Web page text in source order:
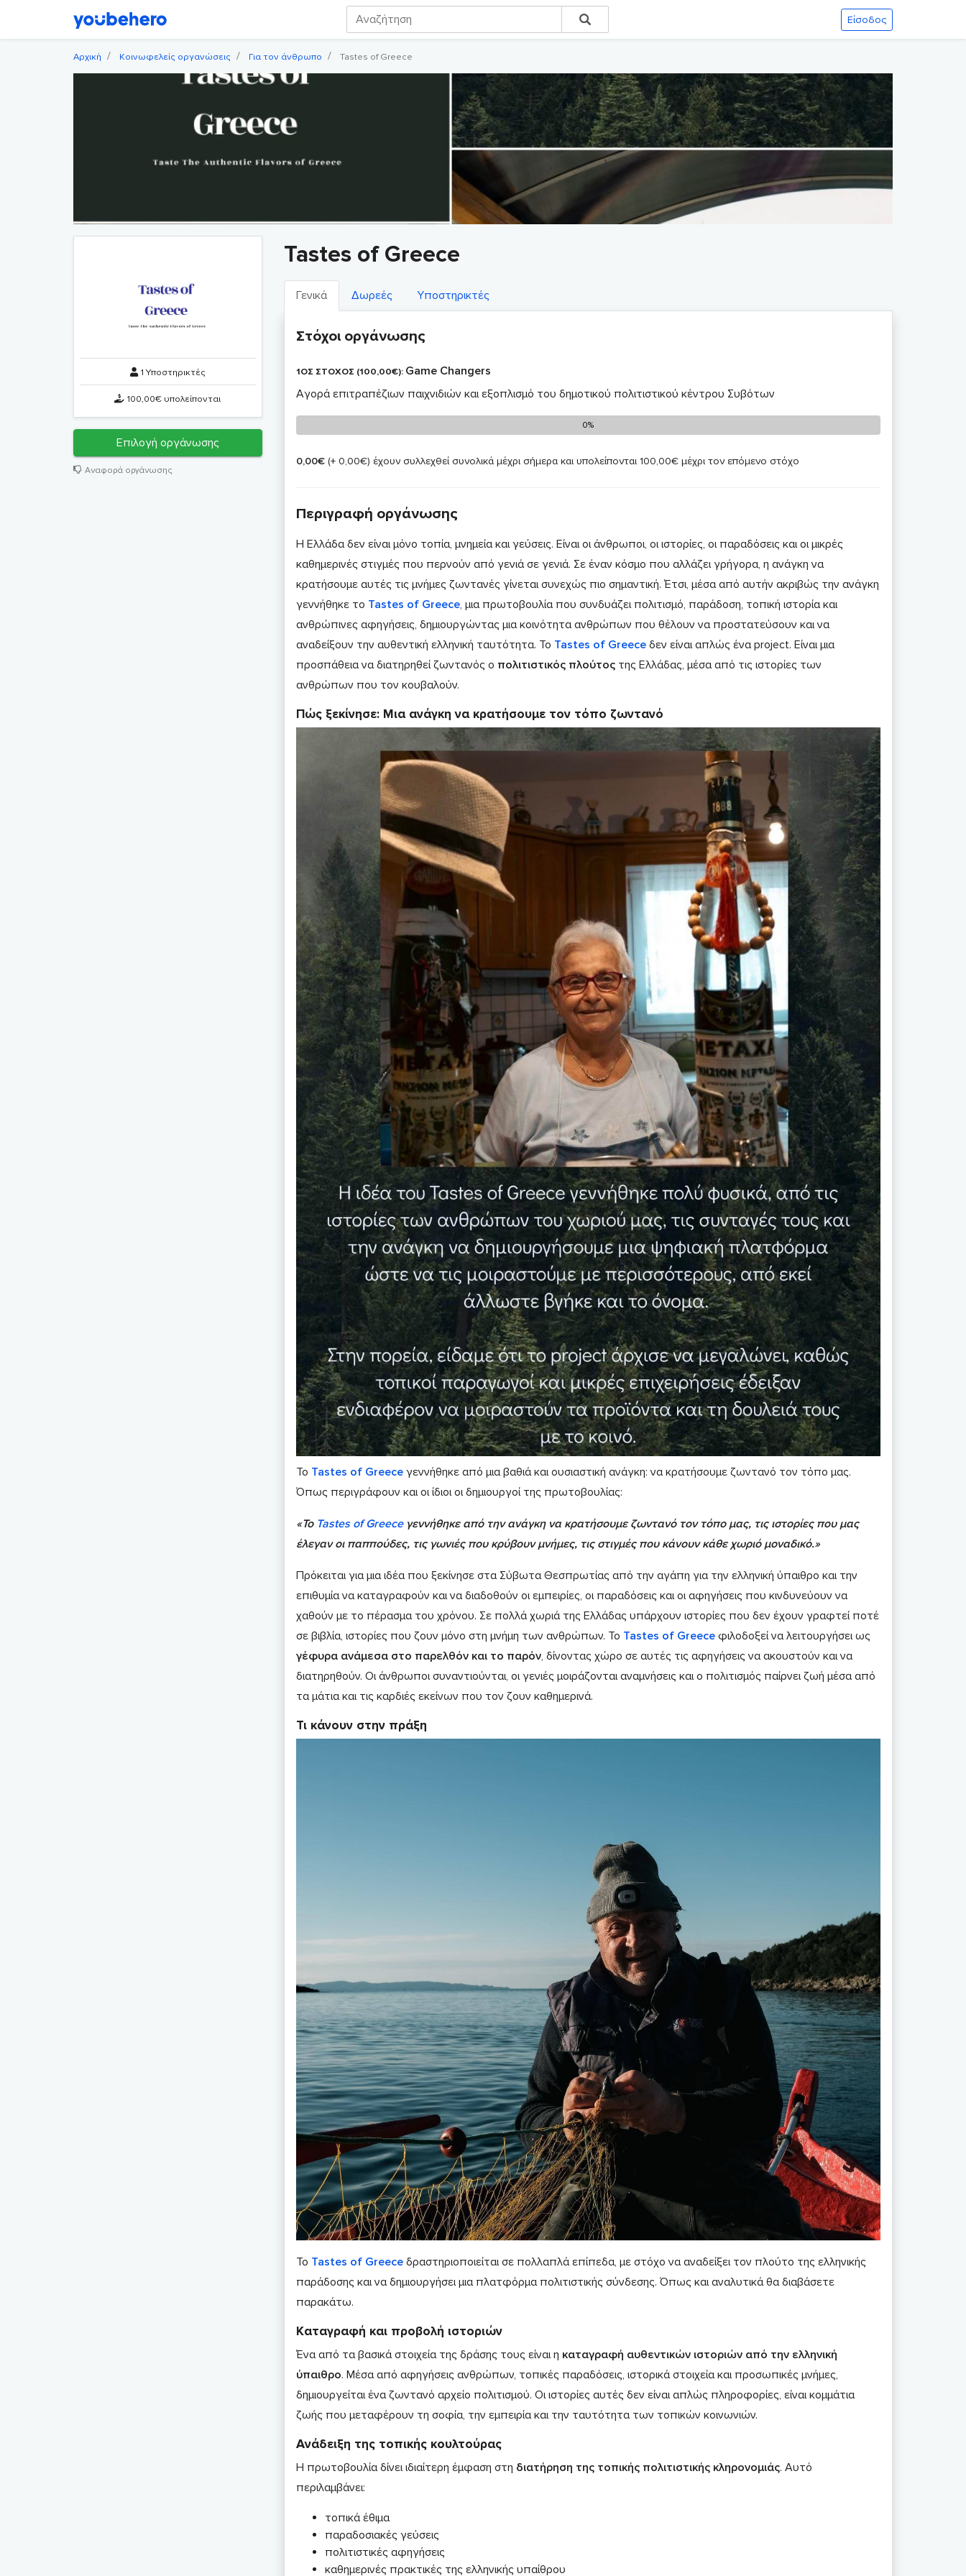
Είσοδος
Αρχική Κοινωφελείς οργανώσεις Για τον άνθρωπο Tastes of Greece
1 Υποστηρικτές
100,00€ υπολείπονται
Επιλογή οργάνωσης
Αναφορά οργάνωσης
Tastes of Greece
Γενικά Δωρεές Υποστηρικτές
Στόχοι οργάνωσης
1ΟΣ ΣΤΟΧΟΣ (100,00€): Game Changers
Αγορά επιτραπέζιων παιχνιδιών και εξοπλισμό του δημοτικού πολιτιστικού κέντρου Συβότων
0% (0.00€)
0%
0,00€ (+ 0,00€) έχουν συλλεχθεί συνολικά μέχρι σήμερα και υπολείπονται 100,00€ μέχρι τον επόμενο στόχο
Περιγραφή οργάνωσης
Η Ελλάδα δεν είναι μόνο τοπία, μνημεία και γεύσεις. Είναι οι άνθρωποι, οι ιστορίες, οι παραδόσεις και οι μικρές
καθημερινές στιγμές που περνούν από γενιά σε γενιά. Σε έναν κόσμο που αλλάζει γρήγορα, η ανάγκη να
κρατήσουμε αυτές τις μνήμες ζωντανές γίνεται συνεχώς πιο σημαντική. Έτσι, μέσα από αυτήν ακριβώς την ανάγκη
γεννήθηκε το Tastes of Greece, μια πρωτοβουλία που συνδυάζει πολιτισμό, παράδοση, τοπική ιστορία και
ανθρώπινες αφηγήσεις, δημιουργώντας μια κοινότητα ανθρώπων που θέλουν να προστατεύσουν και να
αναδείξουν την αυθεντική ελληνική ταυτότητα. Το Tastes of Greeceδεν είναι απλώς ένα project. Είναι μια
προσπάθεια να διατηρηθεί ζωντανός ο πολιτιστικός πλούτοςτης Ελλάδας, μέσα από τις ιστορίες των
ανθρώπων που τον κουβαλούν.
Πώς ξεκίνησε: Μια ανάγκη να κρατήσουμε τον τόπο ζωντανό
Το Tastes of Greeceγεννήθηκε από μια βαθιά και ουσιαστική ανάγκη: να κρατήσουμε ζωντανό τον τόπο μας.
Όπως περιγράφουν και οι ίδιοι οι δημιουργοί της πρωτοβουλίας:
«Το Tastes of Greeceγεννήθηκε από την ανάγκη να κρατήσουμε ζωντανό τον τόπο μας, τις ιστορίες που μας
έλεγαν οι παππούδες, τις γωνιές που κρύβουν μνήμες, τις στιγμές που κάνουν κάθε χωριό μοναδικό.»
Πρόκειται για μια ιδέα που ξεκίνησε στα Σύβωτα Θεσπρωτίας από την αγάπη για την ελληνική ύπαιθρο και την
επιθυμία να καταγραφούν και να διαδοθούν οι εμπειρίες, οι παραδόσεις και οι αφηγήσεις που κινδυνεύουν να
χαθούν με το πέρασμα του χρόνου. Σε πολλά χωριά της Ελλάδας υπάρχουν ιστορίες που δεν έχουν γραφτεί ποτέ
σε βιβλία, ιστορίες που ζουν μόνο στη μνήμη των ανθρώπων. Το Tastes of Greeceφιλοδοξεί να λειτουργήσει ως
γέφυρα ανάμεσα στο παρελθόν και το παρόν, δίνοντας χώρο σε αυτές τις αφηγήσεις να ακουστούν και να
διατηρηθούν. Οι άνθρωποι συναντιούνται, οι γενιές μοιράζονται αναμνήσεις και ο πολιτισμός παίρνει ζωή μέσα από
τα μάτια και τις καρδιές εκείνων που τον ζουν καθημερινά.
Τι κάνουν στην πράξη
Το Tastes of Greeceδραστηριοποιείται σε πολλαπλά επίπεδα, με στόχο να αναδείξει τον πλούτο της ελληνικής
παράδοσης και να δημιουργήσει μια πλατφόρμα πολιτιστικής σύνδεσης. Όπως και αναλυτικά θα διαβάσετε
παρακάτω.
Καταγραφή και προβολή ιστοριών
Ένα από τα βασικά στοιχεία της δράσης τους είναι η καταγραφή αυθεντικών ιστοριών από την ελληνική
ύπαιθρο. Μέσα από αφηγήσεις ανθρώπων, τοπικές παραδόσεις, ιστορικά στοιχεία και προσωπικές μνήμες,
δημιουργείται ένα ζωντανό αρχείο πολιτισμού. Οι ιστορίες αυτές δεν είναι απλώς πληροφορίες, είναι κομμάτια
ζωής που μεταφέρουν τη σοφία, την εμπειρία και την ταυτότητα των τοπικών κοινωνιών.
Ανάδειξη της τοπικής κουλτούρας
Η πρωτοβουλία δίνει ιδιαίτερη έμφαση στη διατήρηση της τοπικής πολιτιστικής κληρονομιάς. Αυτό
περιλαμβάνει:
τοπικά έθιμα
παραδοσιακές γεύσεις
πολιτιστικές αφηγήσεις
καθημερινές πρακτικές της ελληνικής υπαίθρου